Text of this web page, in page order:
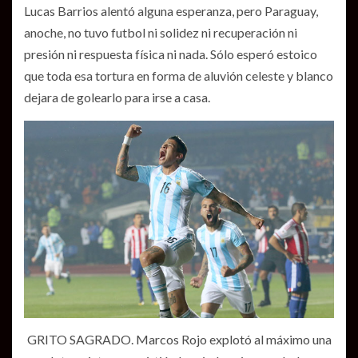
Lucas Barrios alentó alguna esperanza, pero Paraguay,
anoche, no tuvo futbol ni solidez ni recuperación ni
presión ni respuesta física ni nada. Sólo esperó estoico
que toda esa tortura en forma de aluvión celeste y blanco
dejara de golearlo para irse a casa.
GRITO SAGRADO. Marcos Rojo explotó al máximo una